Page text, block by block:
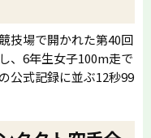
技場で開かれた第40回
、6年生女子100m走で
公式記録に並ぶ12秒99